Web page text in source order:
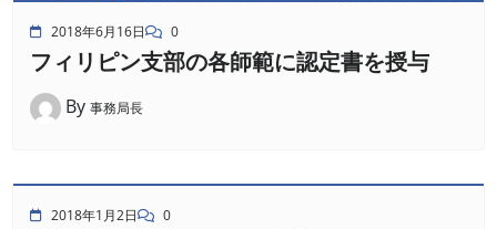
2018年6月16日 0
フィリピン支部の各師範に認定書を授与
By 事務局長
2018年1月2日 0